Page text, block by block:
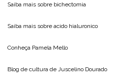
Saiba mais sobre bichectomia
Saiba mais sobre acido hialuronico
Conheça Pamela Mello
Blog de cultura de Juscelino Dourado